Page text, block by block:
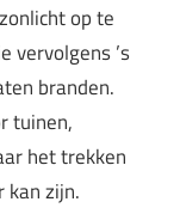
op te
vervolgens ’s
branden.
tuinen,
het trekken
zijn.